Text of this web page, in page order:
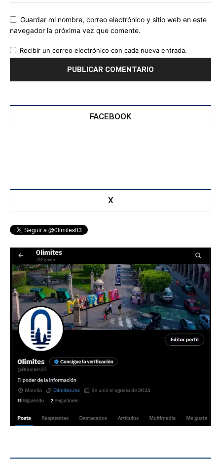
Guardar mi nombre, correo electrónico y sitio web en este
navegador la próxima vez que comente.
Recibir un correo electrónico con cada nueva entrada.
FACEBOOK
X